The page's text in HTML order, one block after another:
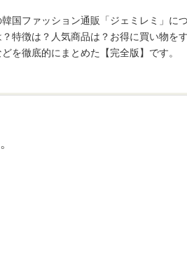
国ファッション通販「ジェミレミ」に
特徴は？人気商品は？お得に買い物を
を徹底的にまとめた【完全版】です。